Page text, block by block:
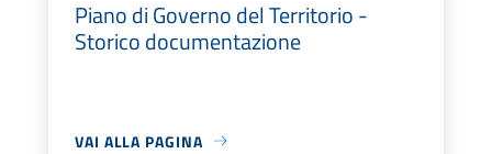
Piano di Governo del Territorio -
Storico documentazione
VAI ALLA PAGINA